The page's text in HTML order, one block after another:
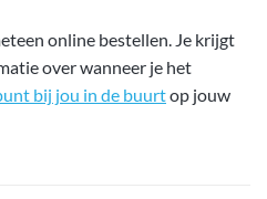
online bestellen. Je krijgt
over wanneer je het
bij jou in de buurtop jouw